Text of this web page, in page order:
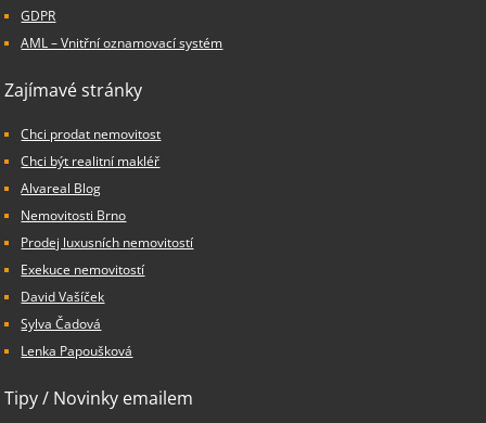
GDPR
AML – Vnitřní oznamovací systém
Zajímavé stránky
Chci prodat nemovitost
Chci být realitní makléř
Alvareal Blog
Nemovitosti Brno
Prodej luxusních nemovitostí
Exekuce nemovitostí
David Vašíček
Sylva Čadová
Lenka Papoušková
Tipy / Novinky emailem